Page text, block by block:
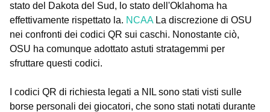
stato del Dakota del Sud, lo stato dell'Oklahoma ha
effettivamente rispettato la. NCAA La discrezione di OSU
nei confronti dei codici QR sui caschi. Nonostante ciò,
OSU ha comunque adottato astuti stratagemmi per
sfruttare questi codici.
I codici QR di richiesta legati a NIL sono stati visti sulle
borse personali dei giocatori, che sono stati notati durante